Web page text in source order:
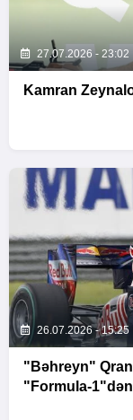
27.07.2026 - 23:02
Kamran
26.07.2026 - 15:25
"Bəhreyn"
"Formula-1"dən